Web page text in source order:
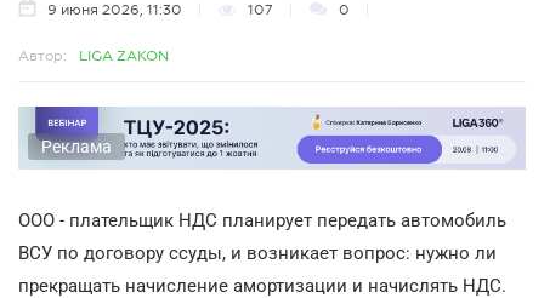
9 июня 2026, 11:30 107 0
Автор: LIGA ZAKON
Реклама
ООО - плательщик НДС планирует передать автомобиль
ВСУ по договору ссуды, и возникает вопрос: нужно ли
прекращать начисление амортизации и начислять НДС.